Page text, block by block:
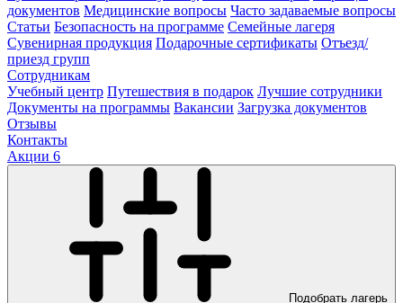
документов Медицинские вопросы Часто задаваемые вопросы
Статьи Безопасность на программе Семейные лагеря
Сувенирная продукция Подарочные сертификаты Отъезд/
приезд групп
Сотрудникам
Учебный центр Путешествия в подарок Лучшие сотрудники
Документы на программы Вакансии Загрузка документов
Отзывы
Контакты
Акции 6
Подобрать лагерь